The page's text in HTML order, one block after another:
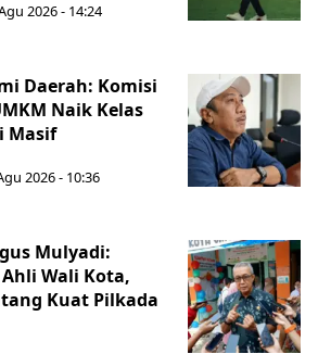
2026 - 14:24
Daerah: Komisi
Naik Kelas
Masif
2026 - 10:36
Mulyadi:
Wali Kota,
Kuat Pilkada